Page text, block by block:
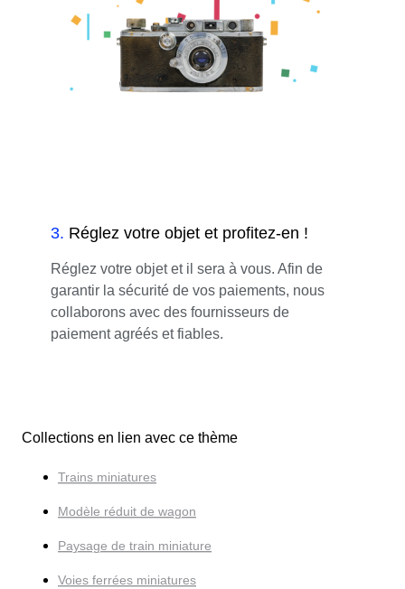
3. Réglez votre objet et profitez-en !
Réglez votre objet et il sera à vous. Afin de
garantir la sécurité de vos paiements, nous
collaborons avec des fournisseurs de
paiement agréés et fiables.
Collections en lien avec ce thème
Trains miniatures
Modèle réduit de wagon
Paysage de train miniature
Voies ferrées miniatures